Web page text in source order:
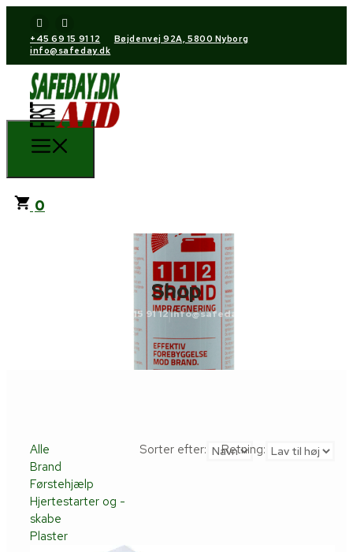
+45 69 15 91 12
Bøjdenvej 92A, 5800 Nyborg
info@safeday.dk
0
Shop
+45 69 15 91 12info@safeday.dk
Alle
Brand
Førstehjælp
Hjertestarter og -
skabe
Plaster
Sorter efter: Retning: